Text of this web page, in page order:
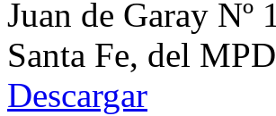
Juan de Garay Nº
Santa Fe, del
Descargar